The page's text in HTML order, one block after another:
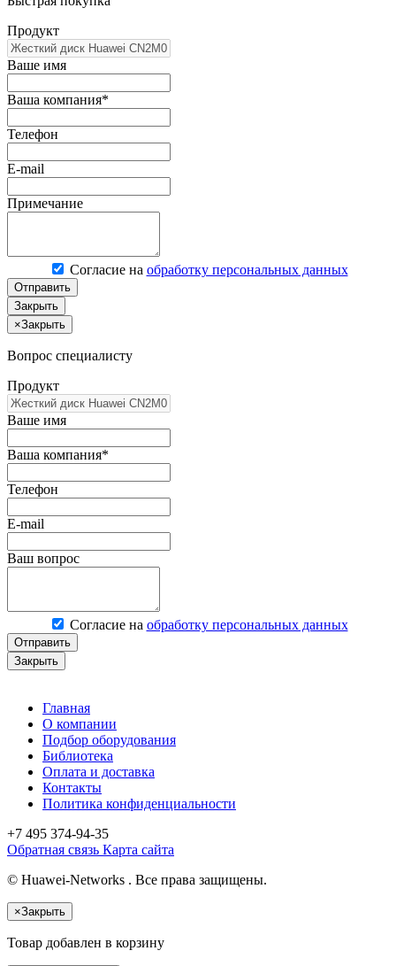
Продукт
Ваше имя
Ваша компания*
Телефон
E-mail
Примечание
Согласие на обработку персональных данных
Отправить
Закрыть
×Закрыть
Вопрос специалисту
Продукт
Ваше имя
Ваша компания*
Телефон
E-mail
Ваш вопрос
Согласие на обработку персональных данных
Отправить
Закрыть
Главная
О компании
Подбор оборудования
Библиотека
Оплата и доставка
Контакты
Политика конфиденциальности
+7 495 374-94-35
Обратная связь Карта сайта
© Huawei-Networks . Все права защищены.
×Закрыть
Товар добавлен в корзину